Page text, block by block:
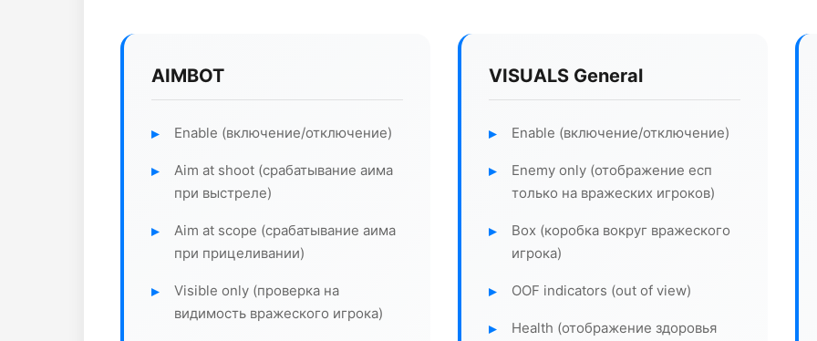
AIMBOT
Enable (включение/отключение)
Aim at shoot (срабатывание аима
при выстреле)
Aim at scope (срабатывание аима
при прицеливании)
Visible only (проверка на
видимость вражеского игрока)
VISUALS General
Enable (включение/отключение)
Enemy only (отображение есп
только на вражеских игроков)
Box (коробка вокруг вражеского
игрока)
OOF indicators (out of view)
Health (отображение здоровья